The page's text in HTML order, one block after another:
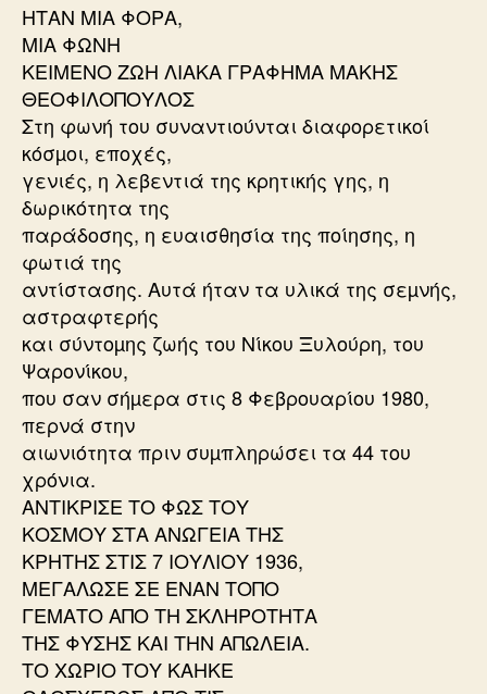
ΗΤΑΝ ΜΙΑ ΦΟΡΑ,
ΜΙΑ ΦΩΝΗ
ΚΕΙΜΕΝΟ ΖΩΗ ΛΙΑΚΑ ΓΡΑΦΗΜΑ ΜΑΚΗΣ
ΘΕΟΦΙΛΟΠΟΥΛΟΣ
Στη φωνή του συναντιούνται διαφορετικοί
κόσµοι, εποχές,
γενιές, η λεβεντιά της κρητικής γης, η
δωρικότητα της
παράδοσης, η ευαισθησία της ποίησης, η
φωτιά της
αντίστασης. Αυτά ήταν τα υλικά της σεµνής,
αστραφτερής
και σύντοµης ζωής του Νίκου Ξυλούρη, του
Ψαρονίκου,
που σαν σήµερα στις 8 Φεβρουαρίου 1980,
περνά στην
αιωνιότητα πριν συµπληρώσει τα 44 του
χρόνια.
ΑΝΤΙΚΡΙΣΕ ΤΟ ΦΩΣ ΤΟΥ
ΚΟΣΜΟΥ ΣΤΑ ΑΝΩΓΕΙΑ ΤΗΣ
ΚΡΗΤΗΣ ΣΤΙΣ 7 ΙΟΥΛΙΟΥ 1936,
ΜΕΓΑΛΩΣΕ ΣΕ ΕΝΑΝ ΤΟΠΟ
ΓΕΜΑΤΟ ΑΠΟ ΤΗ ΣΚΛΗΡΟΤΗΤΑ
ΤΗΣ ΦΥΣΗΣ ΚΑΙ ΤΗΝ ΑΠΩΛΕΙΑ.
ΤΟ ΧΩΡΙΟ ΤΟΥ ΚΑΗΚΕ